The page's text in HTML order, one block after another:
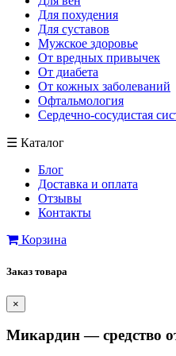
Для похудения
Для суставов
Мужское здоровье
От вредных привычек
От диабета
От кожных заболеваний
Офтальмология
Сердечно-сосудистая
☰ Каталог
Блог
Доставка и оплата
Отзывы
Контакты
Корзина
Заказ товара
×
Микардин — средство